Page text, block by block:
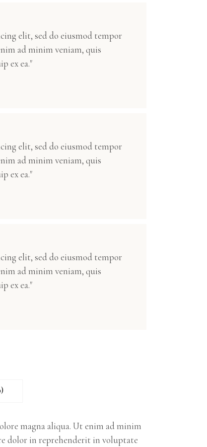
elit, sed do eiusmod tempor
ad minim veniam, quis
ex ea."
elit, sed do eiusmod tempor
ad minim veniam, quis
ex ea."
elit, sed do eiusmod tempor
ad minim veniam, quis
ex ea."
magna aliqua. Ut enim ad minim
dolor in reprehenderit in voluptate